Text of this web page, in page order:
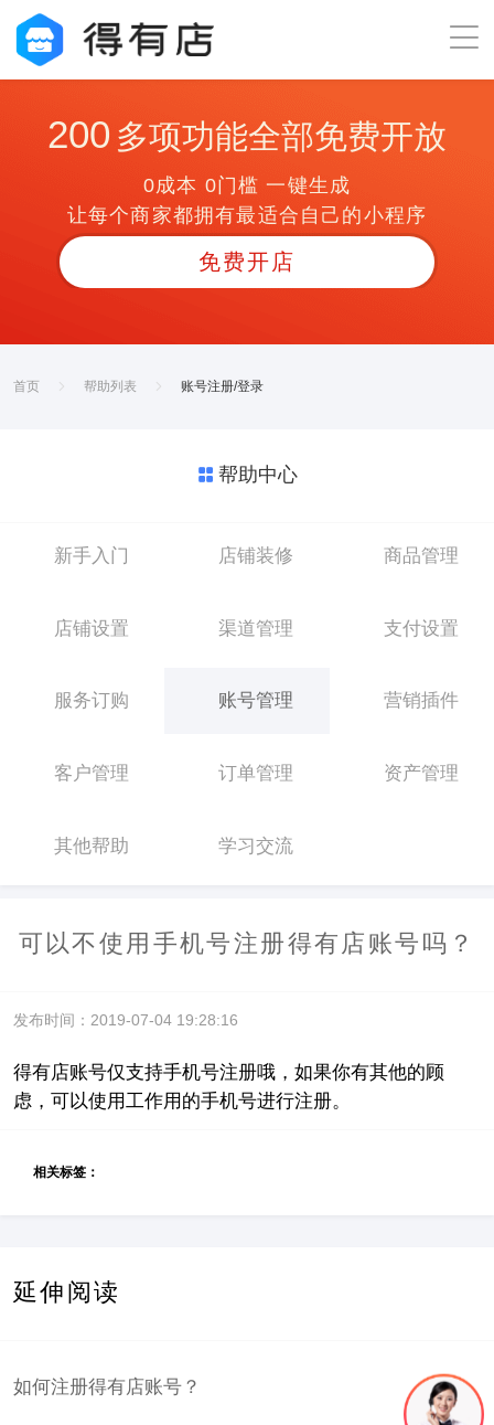
200 多项功能全部免费开放
0成本 0门槛 一键生成
让每个商家都拥有最适合自己的小程序
免费开店
首页 帮助列表 账号注册/登录
帮助中心
新手入门 店铺装修 商品管理
店铺设置 渠道管理 支付设置
服务订购 账号管理 营销插件
客户管理 订单管理 资产管理
其他帮助 学习交流
可以不使用手机号注册得有店账号吗？
发布时间：2019-07-04 19:28:16
得有店账号仅支持手机号注册哦，如果你有其他的顾
虑，可以使用工作用的手机号进行注册。
相关标签：
延伸阅读
如何注册得有店账号？